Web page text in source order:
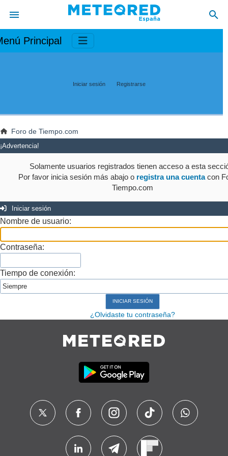
Principal
Iniciar sesión Registrarse
Foro de Tiempo.com
¡Advertencia!
Solamente usuarios registrados tienen acceso a esta
Por favor inicia sesión más abajo o registra una cuentacon
Tiempo.com
Iniciar sesión
Nombre de usuario:
Contraseña:
Tiempo de conexión:
¿Olvidaste tu contraseña?